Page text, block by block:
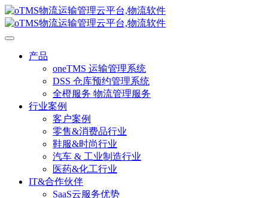
产品
oneTMS 运输管理系统
DSS 仓库预约管理系统
全橙服务 物流管理服务
行业案例
客户案例
零售&消费品行业
鞋服&时尚行业
汽车 & 工业制造行业
医药&化工行业
IT&合作伙伴
SaaS云服务优势